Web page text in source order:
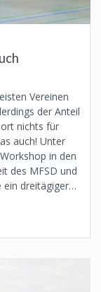
Vereinen
der Anteil
nichts für
auch! Unter
in den
des MFSD und
ein dreitägiger…